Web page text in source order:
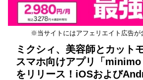
※当サイトにはアフェリエイト広告が
ミクシィ、美容師とカット
スマホ向けアプリ「minimo
をリリース！iOSおよび